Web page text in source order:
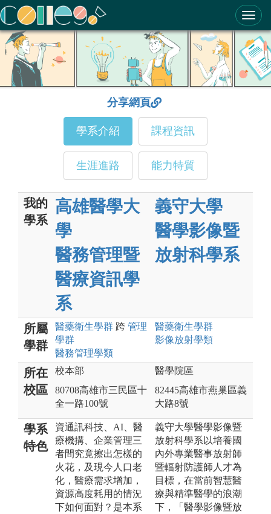
ColleGo! 大學選才與高中育才輔助系統
分享網頁
學系介紹 課程資訊
生涯進路 能力特質
我的
學系
高雄醫學大
學
醫務管理暨
醫療資訊學
系
義守大學
醫學影像暨
放射科學系
所屬
學群
醫藥衛生學群 跨 管理
學群
醫務管理學類
醫藥衛生學群
影像放射學類
所在
校區
校本部
80708高雄市三民區十
全一路100號
醫學院區
82445高雄市燕巢區義
大路8號
學系
特色
資通訊科技、AI、醫
療機搆、企業管理三
者間究竟擦出怎樣的
火花，及現今人口老
化，醫療需求增加，
資源高度耗用的情況
下如何面對？是本系
義守大學醫學影像暨
放射科學系以培養國
內外專業醫事放射師
暨輻射防護師人才為
目標，在當前智慧醫
療與精準醫學的浪潮
下，「醫學影像暨放